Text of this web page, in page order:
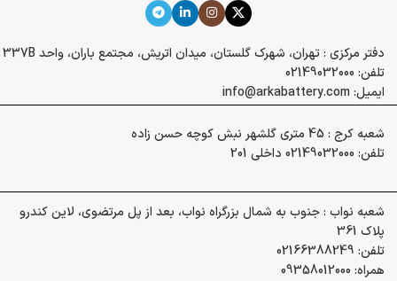
دفتر مرکزی : تهران، شهرک گلستان، میدان اتریش، مجتمع باران، واحد 337B
تلفن: 02149032000
ایمیل: info@arkabattery.com
شعبه کرج : 45 متری گلشهر نبش کوچه حسن زاده
تلفن: 02149032000 داخلی 201
شعبه نواب : جنوب به شمال بزرگراه نواب، بعد از پل مرتضوی، لاین کندرو
پلاک 361
تلفن: 02166388249
همراه: 09358012000